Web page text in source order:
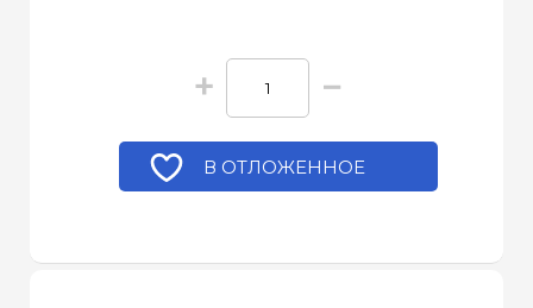
+ −
В ОТЛОЖЕННОЕ